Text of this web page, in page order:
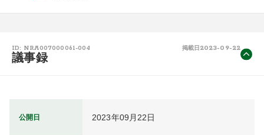
ID: NRA007000061-004 掲載日 2023-09-22
議事録
公開日 2023年09月22日